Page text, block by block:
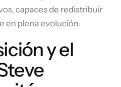
capaces de redistribuir
en plena evolución.
y el